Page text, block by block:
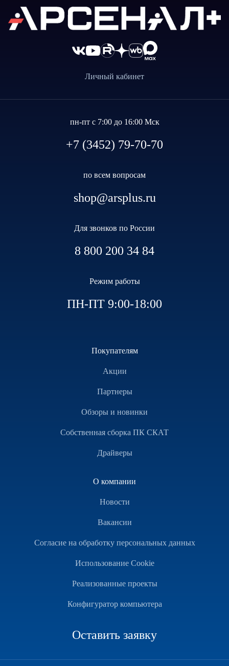
Личный кабинет
пн-пт с 7:00 до 16:00 Мск
+7 (3452) 79-70-70
по всем вопросам
shop@arsplus.ru
Для звонков по России
8 800 200 34 84
Режим работы
ПН-ПТ 9:00-18:00
Покупателям
Акции
Партнеры
Обзоры и новинки
Собственная сборка ПК СКАТ
Драйверы
О компании
Новости
Вакансии
Согласие на обработку персональных данных
Использование Cookie
Реализованные проекты
Конфигуратор компьютера
Оставить заявку